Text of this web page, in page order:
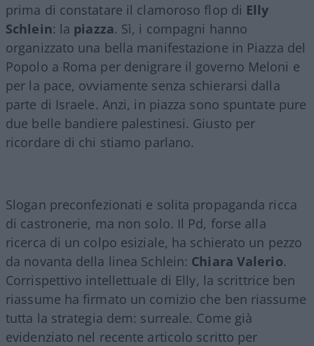
prima di constatare il clamoroso flop di Elly
Schlein: la piazza. Sì, i compagni hanno
organizzato una bella manifestazione in Piazza del
Popolo a Roma per denigrare il governo Meloni e
per la pace, ovviamente senza schierarsi dalla
parte di Israele. Anzi, in piazza sono spuntate pure
due belle bandiere palestinesi. Giusto per
ricordare di chi stiamo parlano.
Slogan preconfezionati e solita propaganda ricca
di castronerie, ma non solo. Il Pd, forse alla
ricerca di un colpo esiziale, ha schierato un pezzo
da novanta della linea Schlein: Chiara Valerio.
Corrispettivo intellettuale di Elly, la scrittrice ben
riassume ha firmato un comizio che ben riassume
tutta la strategia dem: surreale. Come già
evidenziato nel recente articolo scritto per